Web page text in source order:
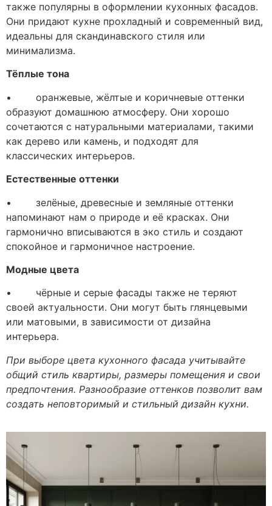
также популярны в оформлении кухонных фасадов.
Они придают кухне прохладный и современный вид,
идеальны для скандинавского стиля или
минимализма.
Тёплые тона
• оранжевые, жёлтые и коричневые оттенки
образуют домашнюю атмосферу. Они хорошо
сочетаются с натуральными материалами, такими
как дерево или камень, и подходят для
классических интерьеров.
Естественные оттенки
• зелёные, древесные и земляные оттенки
напоминают нам о природе и её красках. Они
гармонично вписываются в эко стиль и создают
спокойное и гармоничное настроение.
Модные цвета
• чёрные и серые фасады также не теряют
своей актуальности. Они могут быть глянцевыми
или матовыми, в зависимости от дизайна
интерьера.
При выборе цвета кухонного фасада учитывайте
общий стиль квартиры, размеры помещения и свои
предпочтения. Разнообразие оттенков позволит вам
создать неповторимый и стильный дизайн кухни.